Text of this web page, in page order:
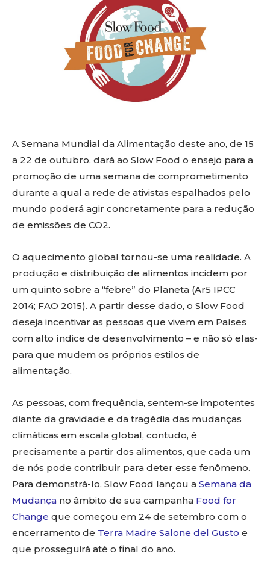
A Semana Mundial da Alimentação deste ano, de 15
a 22 de outubro, dará ao Slow Food o ensejo para a
promoção de uma semana de comprometimento
durante a qual a rede de ativistas espalhados pelo
mundo poderá agir concretamente para a redução
de emissões de CO2.
O aquecimento global tornou-se uma realidade. A
produção e distribuição de alimentos incidem por
um quinto sobre a “febre” do Planeta (Ar5 IPCC
2014; FAO 2015). A partir desse dado, o Slow Food
deseja incentivar as pessoas que vivem em Países
com alto índice de desenvolvimento – e não só elas-
para que mudem os próprios estilos de
alimentação.
As pessoas, com frequência, sentem-se impotentes
diante da gravidade e da tragédia das mudanças
climáticas em escala global, contudo, é
precisamente a partir dos alimentos, que cada um
de nós pode contribuir para deter esse fenômeno.
Para demonstrá-lo, Slow Food lançou a Semana da
Mudança no âmbito de sua campanha Food for
Change que começou em 24 de setembro com o
encerramento de Terra Madre Salone del Gusto e
que prosseguirá até o final do ano.